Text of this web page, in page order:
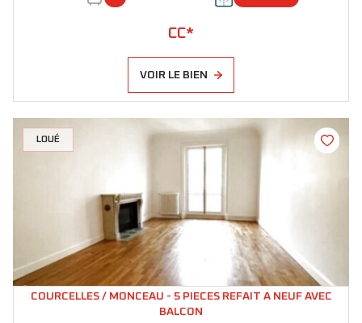
CC*
VOIR LE BIEN
LOUÉ
COURCELLES / MONCEAU - 5 PIECES REFAIT A NEUF AVEC
BALCON